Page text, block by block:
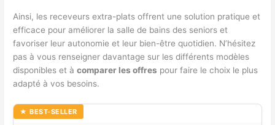
Ainsi, les receveurs extra-plats offrent une solution pratique et
efficace pour améliorer la salle de bains des seniors et
favoriser leur autonomie et leur bien-être quotidien. N’hésitez
pas à vous renseigner davantage sur les différents modèles
disponibles et àcomparer les offres pour faire le choix le plus
adapté à vos besoins.
★ BEST-SELLER